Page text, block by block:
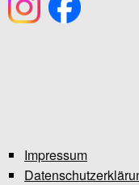
Impressum